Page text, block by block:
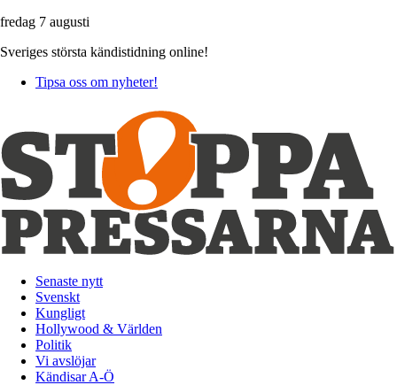
fredag 7 augusti
Sveriges största kändistidning online!
Tipsa oss om nyheter!
Senaste nytt
Svenskt
Kungligt
Hollywood & Världen
Politik
Vi avslöjar
Kändisar A-Ö